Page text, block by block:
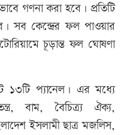
গণনা করা হবে। প্রতিটি
সব কেন্দ্রের ফল পাওয়ার
চূড়ান্ত ফল ঘোষণা
১৩টি প্যানেল। এর মধ্যে
বাম, বৈচিত্র্য ঐক্য,
ইসলামী ছাত্র মজলিস,